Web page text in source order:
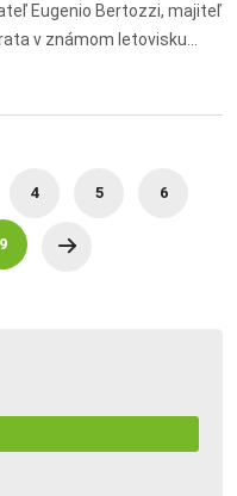
Eugenio Bertozzi, majiteľ
v známom letovisku
v Jadranskom mori.
4 5 6
9